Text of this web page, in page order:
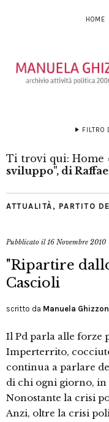
HOME
FILTRO
Ti trovi qui: Home
sviluppo", di
ATTUALITÀ , PARTITO
Pubblicato il16 Novembre 2010
"Ripartire
Cascioli
scritto da Manuela
Il Pd parla alle forze
Imperterrito,
continua a parlare
di chi ogni giorno, in
Nonostante la crisi
Anzi, oltre la crisi